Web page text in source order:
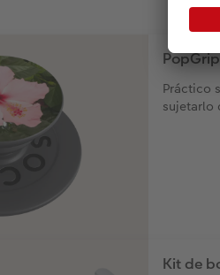
Práctico
sujetarlo
Kit de